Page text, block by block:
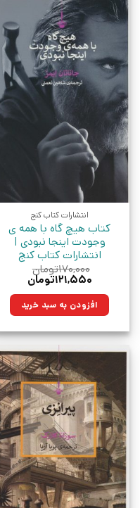
انتشارات کتاب کنج
کتاب هیچ گاه با همه ی
وجودت اینجا نبودی |
انتشارات کتاب کنج
۱۷۰,۰۰۰تومان
قیمت
۱۷۰,۰۰۰تومان
بود.
۱۲۱,۵۵۰تومان
۱۲۱,۵۵۰تومان.افزودن به سبد خرید